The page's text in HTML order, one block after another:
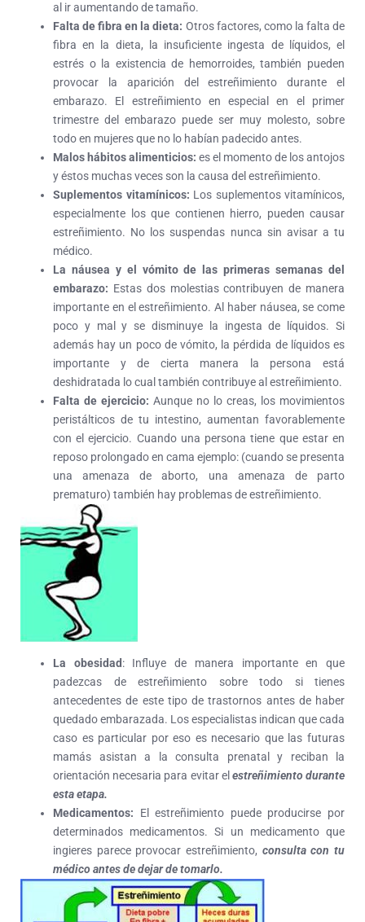
al ir aumentando de tamaño.
Falta de fibra en la dieta: Otros factores, como la falta de
fibra en la dieta, la insuficiente ingesta de líquidos, el
estrés o la existencia de hemorroides, también pueden
provocar la aparición del estreñimiento durante el
embarazo. El estreñimiento en especial en el primer
trimestre del embarazo puede ser muy molesto, sobre
todo en mujeres que no lo habían padecido antes.
Malos hábitos alimenticios: es el momento de los antojos
y éstos muchas veces son la causa del estreñimiento.
Suplementos vitamínicos: Los suplementos vitamínicos,
especialmente los que contienen hierro, pueden causar
estreñimiento. No los suspendas nunca sin avisar a tu
médico.
La náusea y el vómito de las primeras semanas del
embarazo: Estas dos molestias contribuyen de manera
importante en el estreñimiento. Al haber náusea, se come
poco y mal y se disminuye la ingesta de líquidos. Si
además hay un poco de vómito, la pérdida de líquidos es
importante y de cierta manera la persona está
deshidratada lo cual también contribuye al estreñimiento.
Falta de ejercicio: Aunque no lo creas, los movimientos
peristálticos de tu intestino, aumentan favorablemente
con el ejercicio. Cuando una persona tiene que estar en
reposo prolongado en cama ejemplo: (cuando se presenta
una amenaza de aborto, una amenaza de parto
prematuro) también hay problemas de estreñimiento.
La obesidad: Influye de manera importante en que
padezcas de estreñimiento sobre todo si tienes
antecedentes de este tipo de trastornos antes de haber
quedado embarazada. Los especialistas indican que cada
caso es particular por eso es necesario que las futuras
mamás asistan a la consulta prenatal y reciban la
orientación necesaria para evitar el estreñimiento durante
esta etapa.
Medicamentos: El estreñimiento puede producirse por
determinados medicamentos. Si un medicamento que
ingieres parece provocar estreñimiento, consulta con tu
médico antes de dejar de tomarlo.